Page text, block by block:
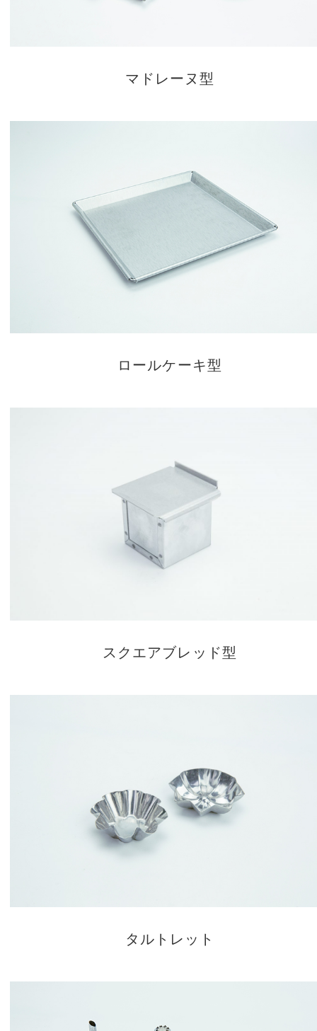
マドレーヌ型
ロールケーキ型
スクエアブレッド型
タルトレット